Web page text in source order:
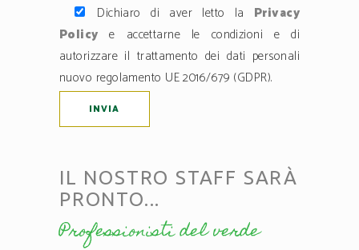
Dichiaro di aver letto la Privacy
Policy e accettarne le condizioni e di
autorizzare il trattamento dei dati personali
nuovo regolamento UE 2016/679 (GDPR).
IL NOSTRO STAFF SARÀ
PRONTO...
Professionisti del verde